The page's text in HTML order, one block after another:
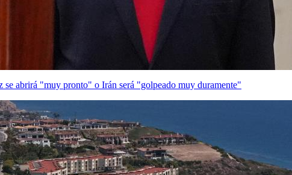
se abrirá "muy pronto" o Irán será "golpeado muy duramente"